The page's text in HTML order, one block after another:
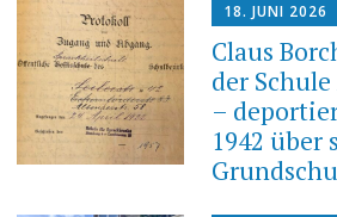
18. JUNI 2026
Claus
der
–
1942 über